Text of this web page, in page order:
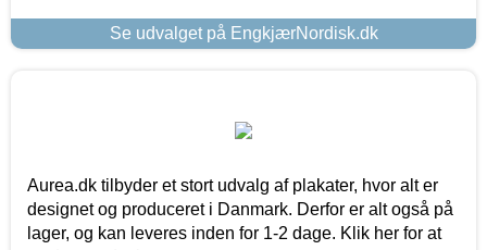
Se udvalget på EngkjærNordisk.dk
Aurea.dk tilbyder et stort udvalg af plakater, hvor alt er
designet og produceret i Danmark. Derfor er alt også på
lager, og kan leveres inden for 1-2 dage. Klik her for at